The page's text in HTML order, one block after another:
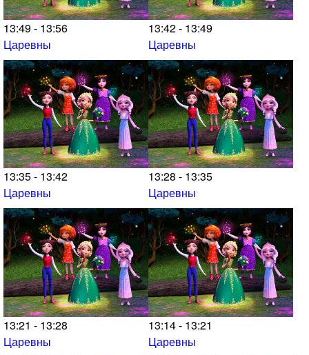
13:49 - 13:56
Царевны
13:42 - 13:49
Царевны
13:35 - 13:42
Царевны
13:28 - 13:35
Царевны
13:21 - 13:28
Царевны
13:14 - 13:21
Царевны